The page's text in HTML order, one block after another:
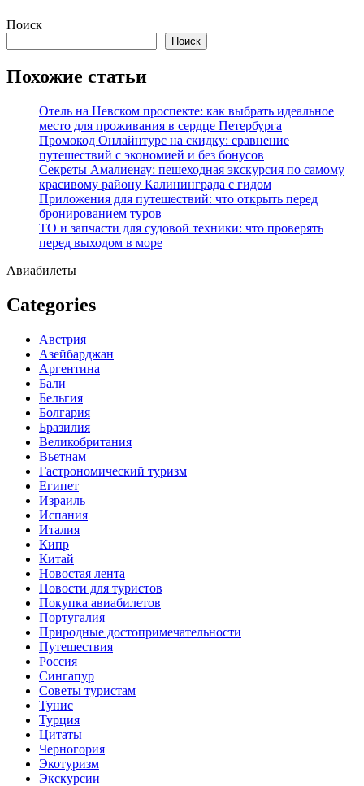
Перейти
содержимому
Поиск
Поиск
Похожие статьи
Отель на Невском проспекте: как выбрать идеальное
место для проживания в сердце Петербурга
Промокод Онлайнтурс на скидку: сравнение
путешествий с экономией и без бонусов
Секреты Амалиенау: пешеходная экскурсия по самому
красивому району Калининграда с гидом
Приложения для путешествий: что открыть перед
бронированием туров
ТО и запчасти для судовой техники: что проверять
перед выходом в море
Авиабилеты
Categories
Австрия
Азейбарджан
Аргентина
Бали
Бельгия
Болгария
Бразилия
Великобритания
Вьетнам
Гастрономический туризм
Египет
Израиль
Испания
Италия
Кипр
Китай
Новостая лента
Новости для туристов
Покупка авиабилетов
Португалия
Природные достопримечательности
Путешествия
Россия
Сингапур
Советы туристам
Тунис
Турция
Цитаты
Черногория
Экотуризм
Экскурсии